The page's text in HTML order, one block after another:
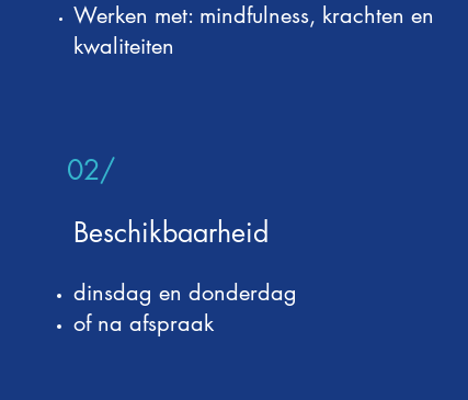
Werken met: mindfulness, krachten en
kwaliteiten
02/
Beschikbaarheid
dinsdag en donderdag
of na afspraak